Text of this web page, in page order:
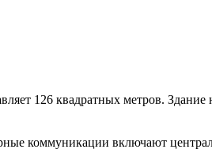
126 квадратных метров. Здание
коммуникации включают